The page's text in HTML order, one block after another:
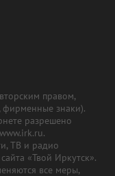
правом,
фирменные знаки).
разрешено
ТВ и радио
«Твой Иркутск».
все меры,